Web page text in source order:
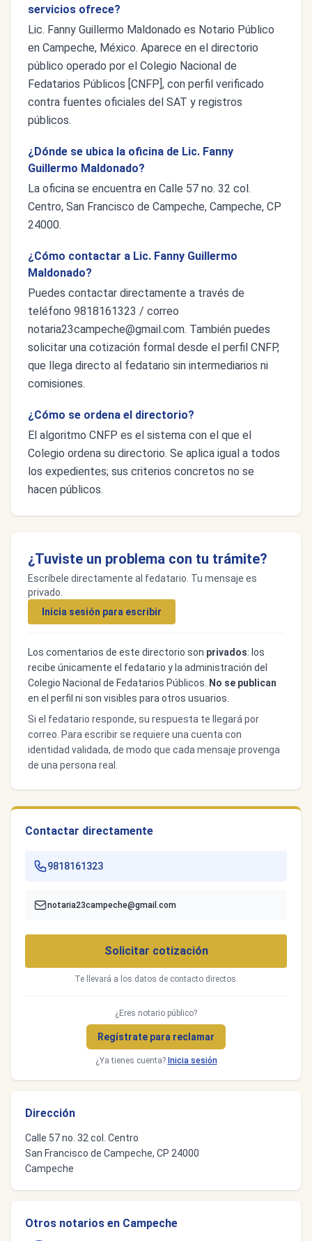
servicios ofrece?
Lic. Fanny Guillermo Maldonado es Notario Público
en Campeche, México. Aparece en el directorio
público operado por el Colegio Nacional de
Fedatarios Públicos [CNFP], con perfil verificado
contra fuentes oficiales del SAT y registros
públicos.
¿Dónde se ubica la oficina de Lic. Fanny
Guillermo Maldonado?
La oficina se encuentra en Calle 57 no. 32 col.
Centro, San Francisco de Campeche, Campeche, CP
24000.
¿Cómo contactar a Lic. Fanny Guillermo
Maldonado?
Puedes contactar directamente a través de
teléfono 9818161323 / correo
notaria23campeche@gmail.com. También puedes
solicitar una cotización formal desde el perfil CNFP,
que llega directo al fedatario sin intermediarios ni
comisiones.
¿Cómo se ordena el directorio?
El algoritmo CNFP es el sistema con el que el
Colegio ordena su directorio. Se aplica igual a todos
los expedientes; sus criterios concretos no se
hacen públicos.
¿Tuviste un problema con tu trámite?
Escríbele directamente al fedatario. Tu mensaje es
privado.
Inicia sesión para escribir
Los comentarios de este directorio son privados: los
recibe únicamente el fedatario y la administración del
Colegio Nacional de Fedatarios Públicos.
No se publican
en el perfil ni son visibles para otros usuarios.
Si el fedatario responde, su respuesta te llegará por
correo. Para escribir se requiere una cuenta con
identidad validada, de modo que cada mensaje provenga
de una persona real.
Contactar directamente
9818161323
notaria23campeche@gmail.com
Solicitar cotización
Te llevará a los datos de contacto directos.
¿Eres notario público?
Regístrate para reclamar
¿Ya tienes cuenta? Inicia sesión
Dirección
Calle 57 no. 32 col. Centro
San Francisco de Campeche, CP 24000
Campeche
Otros notarios en Campeche